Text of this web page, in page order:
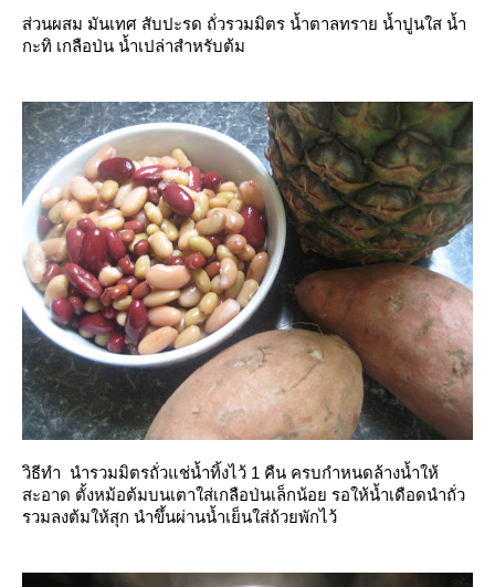
ส่วนผสม มันเทศ สับปะรด ถั่วรวมมิตร น้ำตาลทราย น้ำปูนใส น้ำ
กะทิ เกลือป่น น้ำเปล่าสำหรับต้ม
วิธีทำ นำรวมมิตรถั่วแช่น้ำทิ้งไว้ 1 คืน ครบกำหนดล้างน้ำให้
สะอาด ตั้งหม้อต้มบนเตาใส่เกลือป่นเล็กน้อย รอให้น้ำเดือดนำถั่ว
รวมลงต้มให้สุก นำขึ้นผ่านน้ำเย็นใส่ถ้วยพักไว้